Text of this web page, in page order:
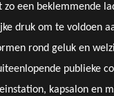
zo een beklemmende
druk om te voldoen
rond geluk en
publieke
kapsalon en